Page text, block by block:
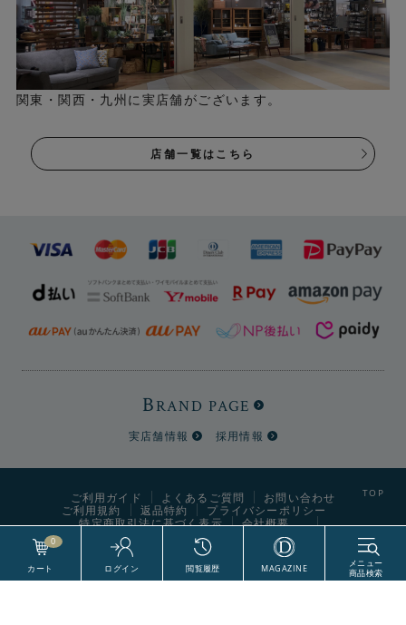
関東・関西・九州に実店舗がございます。
店舗一覧はこちら
BRAND PAGE
実店舗情報 採用情報
0
ご利用ガイド よくあるご質問
お問い合わせ
ご利用規約
返品特約
プライバシーポリシー
特定商取引法に基づく表示
会社概要
World Style Labels CO., Ltd. All Right Reserved.